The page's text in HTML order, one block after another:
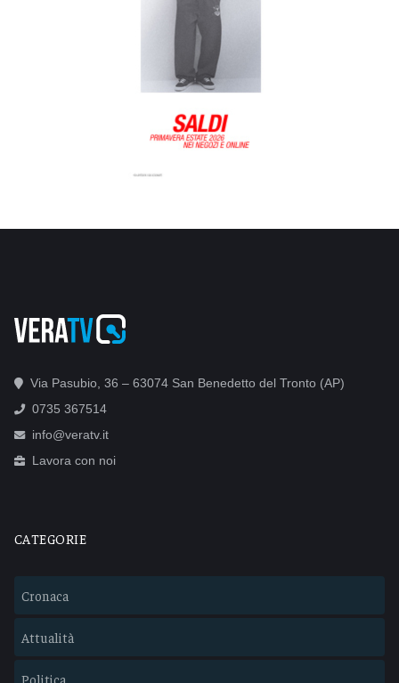
Via Pasubio, 36 – 63074 San Benedetto del Tronto (AP)
0735 367514
info@veratv.it
Lavora con noi
CATEGORIE
Cronaca
Attualità
Politica